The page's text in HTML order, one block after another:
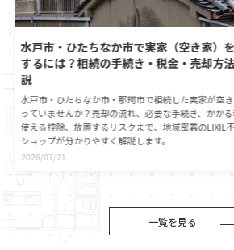
水戸市・ひたちなか市で実家（空き家）
するには？相続の手続き・税金・売却方
説
水戸市・ひたちなか市・那珂市で相続した実家が空
っていませんか？売却の流れ、必要な手続き、かか
使える控除、放置するリスクまで、地域密着のLIXIL
ショップが分かりやすく解説します。
2026/07/21
一覧を見る